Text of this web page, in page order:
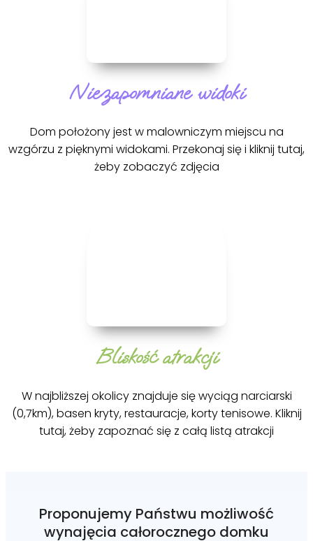
Niezapomniane widoki
Dom położony jest w malowniczym miejscu na
wzgórzu z pięknymi widokami. Przekonaj się i kliknij tutaj,
żeby zobaczyć zdjęcia
Bliskość atrakcji
W najbliższej okolicy znajduje się wyciąg narciarski
(0,7km), basen kryty, restauracje, korty tenisowe. Kliknij
tutaj, żeby zapoznać się z całą listą atrakcji
Proponujemy Państwu możliwość
wynajęcia całorocznego domku